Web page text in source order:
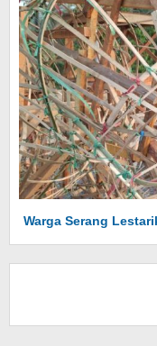
Warga Serang